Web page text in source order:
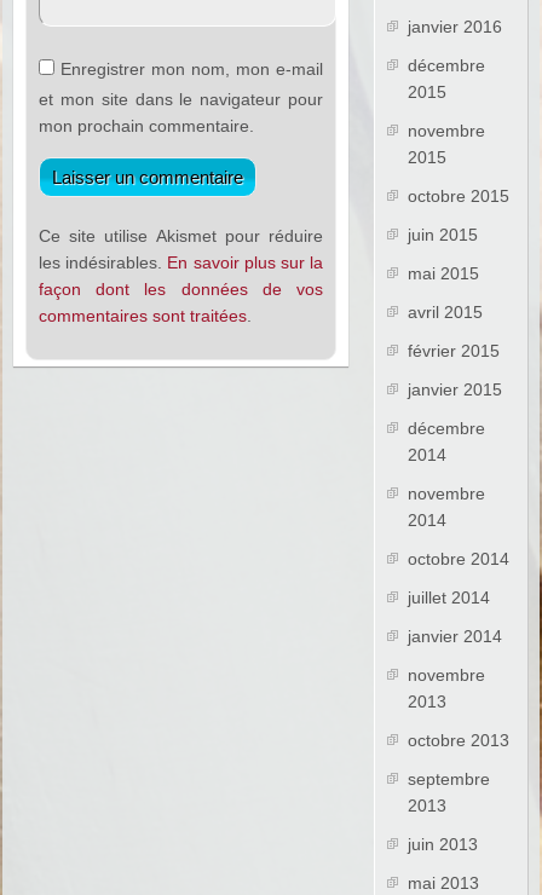
Enregistrer mon nom, mon e-mail
et mon site dans le navigateur pour
mon prochain commentaire.
Ce site utilise Akismet pour réduire
les indésirables. En savoir plus sur la
façon dont les données de vos
commentaires sont traitées.
janvier 2016
décembre
2015
novembre
2015
octobre 2015
juin 2015
mai 2015
avril 2015
février 2015
janvier 2015
décembre
2014
novembre
2014
octobre 2014
juillet 2014
janvier 2014
novembre
2013
octobre 2013
septembre
2013
juin 2013
mai 2013